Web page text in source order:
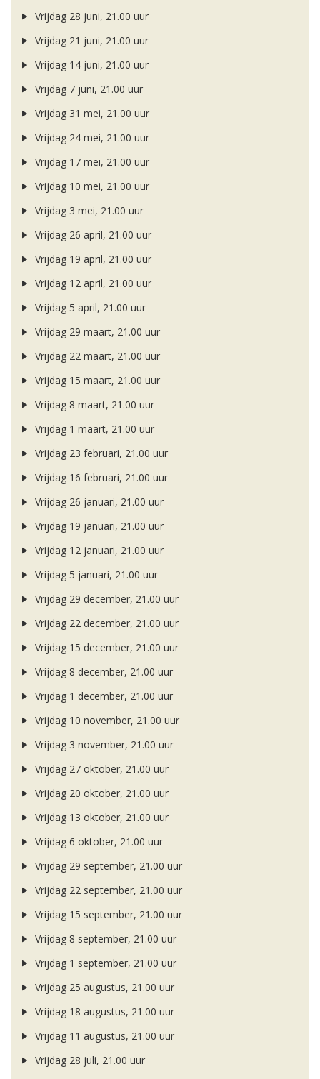
Vrijdag 28 juni, 21.00 uur
Vrijdag 21 juni, 21.00 uur
Vrijdag 14 juni, 21.00 uur
Vrijdag 7 juni, 21.00 uur
Vrijdag 31 mei, 21.00 uur
Vrijdag 24 mei, 21.00 uur
Vrijdag 17 mei, 21.00 uur
Vrijdag 10 mei, 21.00 uur
Vrijdag 3 mei, 21.00 uur
Vrijdag 26 april, 21.00 uur
Vrijdag 19 april, 21.00 uur
Vrijdag 12 april, 21.00 uur
Vrijdag 5 april, 21.00 uur
Vrijdag 29 maart, 21.00 uur
Vrijdag 22 maart, 21.00 uur
Vrijdag 15 maart, 21.00 uur
Vrijdag 8 maart, 21.00 uur
Vrijdag 1 maart, 21.00 uur
Vrijdag 23 februari, 21.00 uur
Vrijdag 16 februari, 21.00 uur
Vrijdag 26 januari, 21.00 uur
Vrijdag 19 januari, 21.00 uur
Vrijdag 12 januari, 21.00 uur
Vrijdag 5 januari, 21.00 uur
Vrijdag 29 december, 21.00 uur
Vrijdag 22 december, 21.00 uur
Vrijdag 15 december, 21.00 uur
Vrijdag 8 december, 21.00 uur
Vrijdag 1 december, 21.00 uur
Vrijdag 10 november, 21.00 uur
Vrijdag 3 november, 21.00 uur
Vrijdag 27 oktober, 21.00 uur
Vrijdag 20 oktober, 21.00 uur
Vrijdag 13 oktober, 21.00 uur
Vrijdag 6 oktober, 21.00 uur
Vrijdag 29 september, 21.00 uur
Vrijdag 22 september, 21.00 uur
Vrijdag 15 september, 21.00 uur
Vrijdag 8 september, 21.00 uur
Vrijdag 1 september, 21.00 uur
Vrijdag 25 augustus, 21.00 uur
Vrijdag 18 augustus, 21.00 uur
Vrijdag 11 augustus, 21.00 uur
Vrijdag 28 juli, 21.00 uur